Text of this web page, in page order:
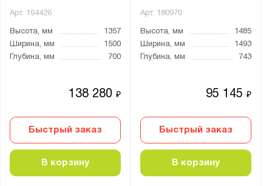
Арт. 194426
Высота, мм
1357
Ширина, мм
1500
Глубина, мм
700
138 280₽
Быстрый заказ
В корзину
Арт. 180970
Высота, мм
1485
Ширина, мм
1493
Глубина, мм
743
95 145₽
Быстрый заказ
В корзину